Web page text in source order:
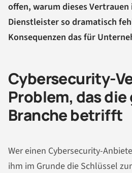
offen, warum dieses
Dienstleister so dramatisch
Konsequenzen das für
Cybersecurity-
Problem, das die
Branche betrifft
Wer einen Cybersecurity-
ihm im Grunde die Schlüssel